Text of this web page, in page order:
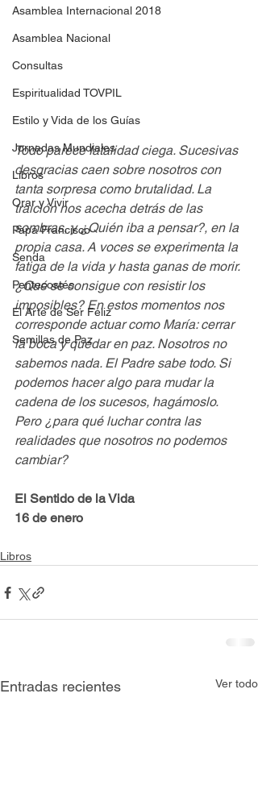
Asamblea Internacional 2018
Asamblea Nacional
Consultas
Espiritualidad TOVPIL
Estilo y Vida de los Guías
Jornadas Mundiales
Libros
Orar y Vivir
Papa Francisco
Senda
Pentecostés
El Arte de Ser Feliz
Semillas de Paz
Todo parece fatalidad ciega. Sucesivas
desgracias caen sobre nosotros con
tanta sorpresa como brutalidad. La
traición nos acecha detrás de las
sombras, y ¿Quién iba a pensar?, en la
propia casa. A voces se experimenta la
fatiga de la vida y hasta ganas de morir.
¿Qué se consigue con resistir los
imposibles? En estos momentos nos
corresponde actuar como María: cerrar
la boca y quedar en paz. Nosotros no
sabemos nada. El Padre sabe todo. Si
podemos hacer algo para mudar la
cadena de los sucesos, hagámoslo.
Pero ¿para qué luchar contra las
realidades que nosotros no podemos
cambiar?
El Sentido de la Vida
16 de enero
Libros
Entradas recientes Ver todo